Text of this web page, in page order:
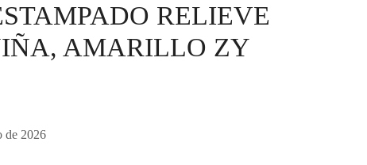
RELIEVE
AMARILLO ZY
de 2026